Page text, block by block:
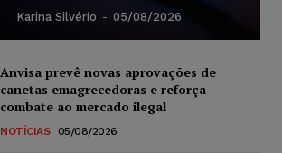
Karina Silvério - 05/08/2026
Anvisa prevê novas aprovações de
canetas emagrecedoras e reforça
combate ao mercado ilegal
NOTÍCIAS 05/08/2026